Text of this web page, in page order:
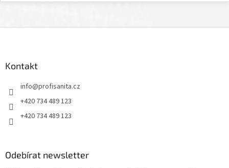
Kontakt
info@profisanita.cz
+420 734 489 123
+420 734 489 123
Odebírat newsletter